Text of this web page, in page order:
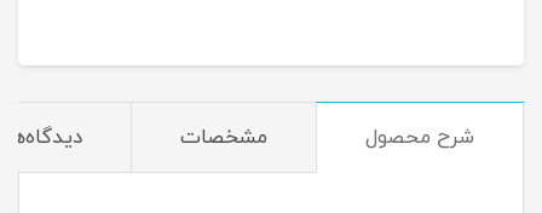
شرح محصول مشخصات دیدگاه‌ها